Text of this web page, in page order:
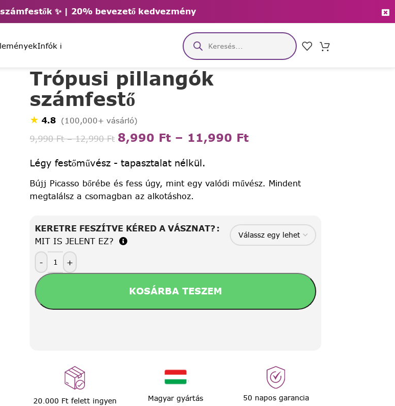
✨ | 20% bevezető kedvezmény
Infók ℹ️
Trópusi pillangók
számfestő
★ 4.8 (100,000+ vásárló)
9,990Ft – 12,990Ft 8,990 Ft – 11,990 Ft
Légy festőművész - tapasztalat nélkül.
Bújj Picasso bőrébe és fess úgy, mint egy valódi művész. Mindent
megtalálsz a csomagban az alkotáshoz.
KERETRE FESZÍTVE KÉRED A VÁSZNAT?
MIT IS JELENT EZ?
-
+
KOSÁRBA TESZEM
20.000 Ft felett ingyen
Magyar gyártás 50 napos garancia